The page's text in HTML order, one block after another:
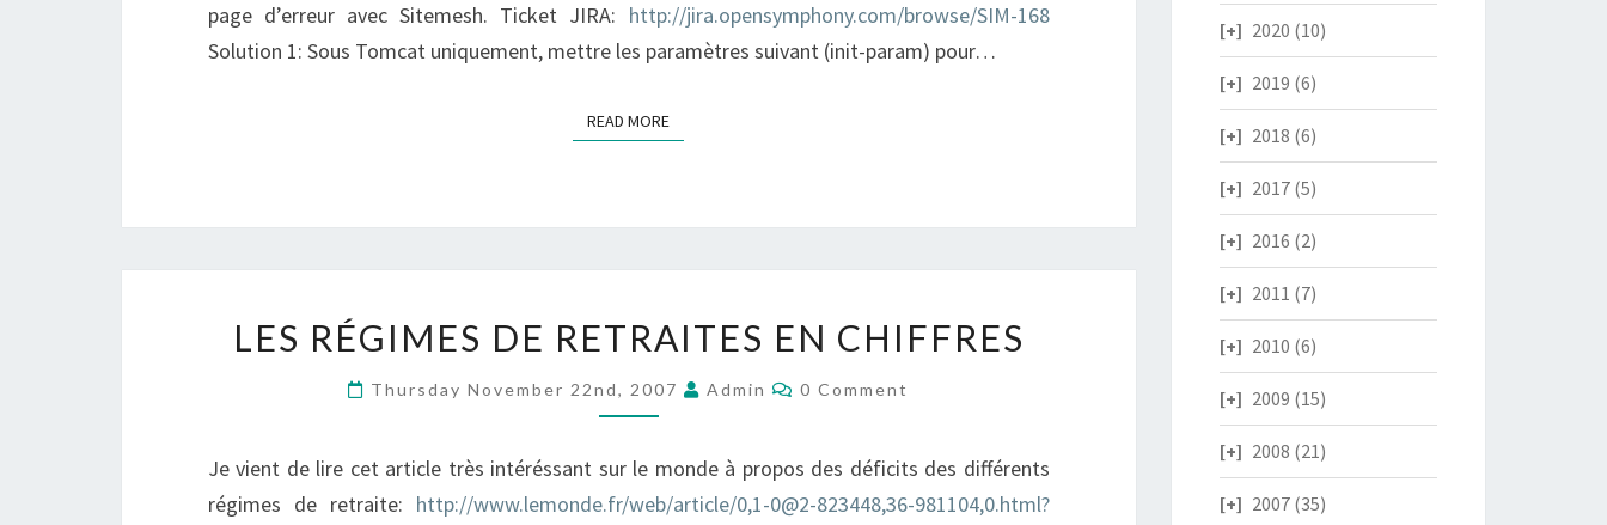
page d’erreur avec Sitemesh. Ticket JIRA: http://jira.opensymphony.com/browse/SIM-168
Solution 1: Sous Tomcat uniquement, mettre les paramètres suivant (init-param) pour…
READ MOREREAD MORE
RÉGIMES
DE
RETRAITES
LES RÉGIMES DE RETRAITES EN CHIFFRES
Thursday November 22nd, 2007 Admin Comments
0 Comment
Je vient de lire cet article très intéréssant sur le monde à propos des déficits des différents
régimes de retraite: http://www.lemonde.fr/web/article/0,1-0@2-823448,36-981104,0.html?
2020 (10)
2019 (6)
2018 (6)
2017(5)
2016 (2)
2011 (7)
2010 (6)
2009 (15)
2008 (21)
2007(35)